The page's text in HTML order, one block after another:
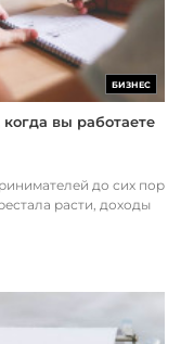
БИЗНЕС
вы работаете
до сих пор
расти, доходы